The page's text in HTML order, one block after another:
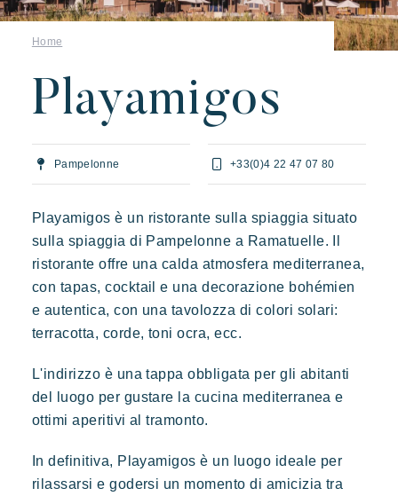
I nostri villaggi
Prairies de la mer
Esotico Radioso Indimenticabile
Lodge di ispirazione polinesiana, una vista incredibile su Saint
Tropez, una posizione eccezionale.
L'esperienza Rivera Villages
L'arte dell'ospitalità
Vivere la Riviera
Le vostre prossime vacanze
Vacanze in movimento
Divertirsi in famiglia
Prendersi il tempo
Eventi e festival
Le nostre offerte
Contattarci
Prenotare
Home
Playamigos
Pampelonne +33(0)4 22 47 07 80
Playamigos è un ristorante sulla spiaggia situato
sulla spiaggia di Pampelonne a Ramatuelle. Il
ristorante offre una calda atmosfera mediterranea,
con tapas, cocktail e una decorazione bohémien
e autentica, con una tavolozza di colori solari:
terracotta, corde, toni ocra, ecc.
L'indirizzo è una tappa obbligata per gli abitanti
del luogo per gustare la cucina mediterranea e
ottimi aperitivi al tramonto.
In definitiva, Playamigos è un luogo ideale per
rilassarsi e godersi un momento di amicizia tra